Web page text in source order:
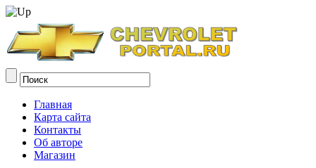
Главная
Карта сайта
Контакты
Об авторе
Магазин